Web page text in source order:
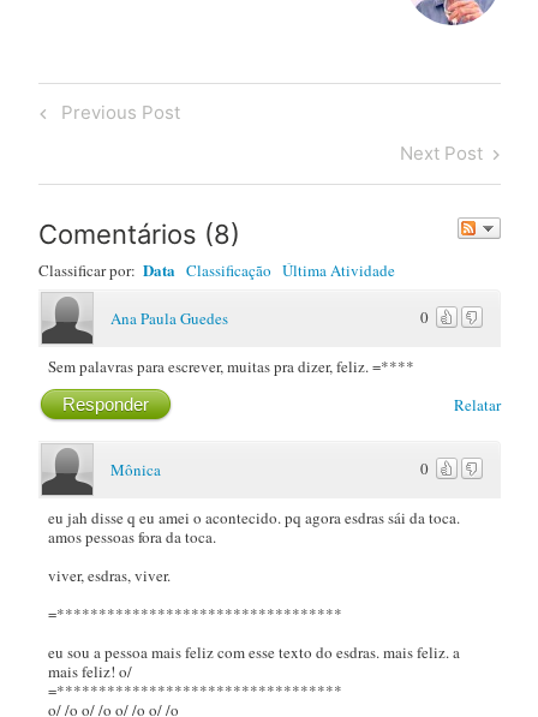
Post
Previous
Previous Post
Next
Post
Next Post
Comentários (8)
Classificar por: Data Classificação Última Atividade
0
Ana Paula Guedes
Sem palavras para escrever, muitas pra dizer, feliz. =****
Relatar
Responder
0
Mônica
eu jah disse q eu amei o acontecido. pq agora esdras sái da toca.
amos pessoas fora da toca.
viver, esdras, viver.
=**********************************
eu sou a pessoa mais feliz com esse texto do esdras. mais feliz. a
mais feliz! o/
=**********************************
o/ /o o/ /o o/ /o o/ /o